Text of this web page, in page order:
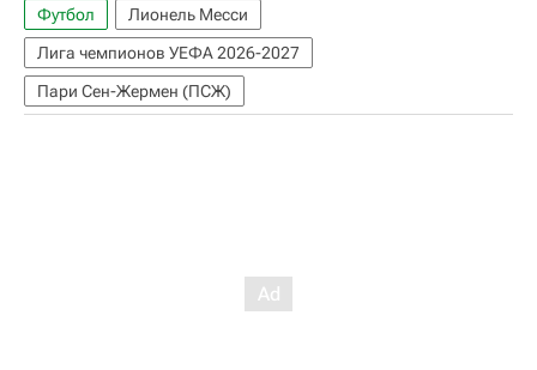
Футбол
Лионель Месси
Лига чемпионов УЕФА 2026-2027
Пари Сен-Жермен (ПСЖ)